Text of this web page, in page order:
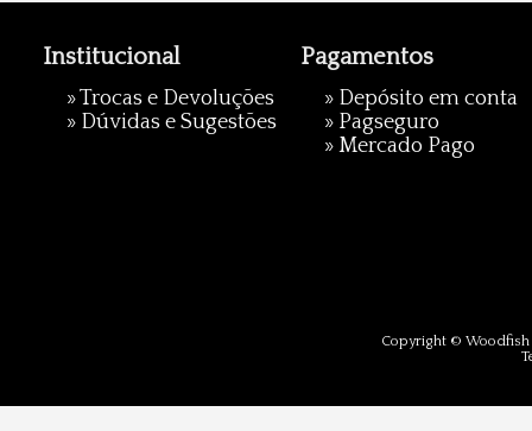
Institucional
»Trocas e Devoluções
» Dúvidas e Sugestões
Pagamentos
» Depósito em conta
» Pagseguro
» Mercado Pago
Copyright © Woodfish